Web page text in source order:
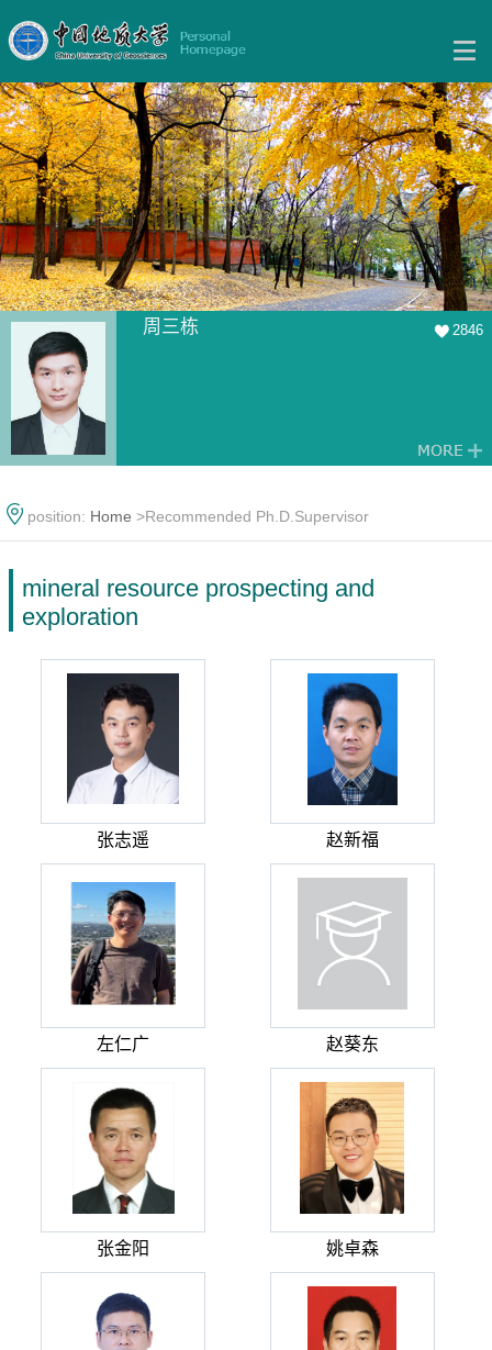
周三栋 2846
position: Home >Recommended Ph.D.Supervisor
mineral resource prospecting and
exploration
张志遥 赵新福
左仁广 赵葵东
张金阳 姚卓森